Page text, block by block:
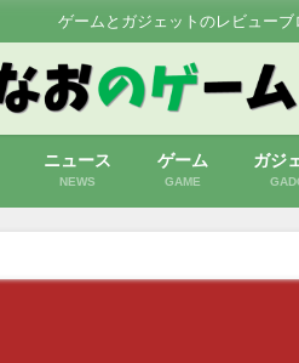
ゲームとガジェットのレビューブ
ニュース
NEWS
ゲーム
GAME
ガジ